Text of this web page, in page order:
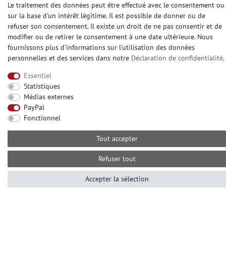
Fibre de rénovation
Fibre à peindre sur intissé
Maku Vlies
Fibre à peindre sans structur
Heures d'ouverture du centre d'appels du lundi au
vendredi de
10:00 alle 16:00 (MEZ)
E-mail: info@profhome.fr
Le traitement des données peut être effectué avec le consentement ou
sur la base d'un intérêt légitime. Il est possible de donner ou de
refuser son consentement. Il existe un droit de ne pas consentir et de
modifier ou de retirer le consentement à une date ultérieure. Nous
fournissons plus d'informations sur l'utilisation des données
personnelles et des services dans notre Déclaration de confidentialité.
Essentiel
Statistiques
Médias externes
PayPal
Fonctionnel
Tout accepter
Refuser tout
Accepter la sélection